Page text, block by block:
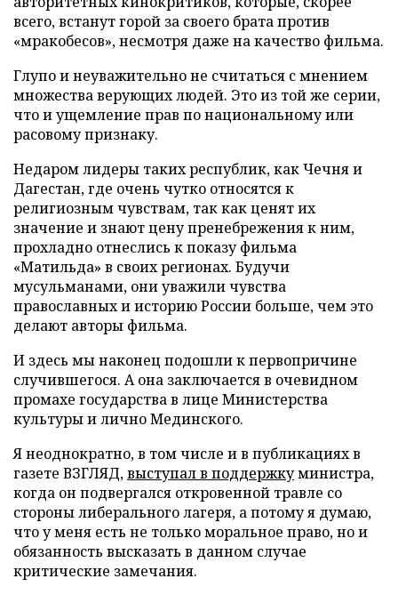
всего, встанут горой за своего брата против
«мракобесов», несмотря даже на качество фильма.
Глупо и неуважительно не считаться с мнением
множества верующих людей. Это из той же серии,
что и ущемление прав по национальному или
расовому признаку.
Недаром лидеры таких республик, как Чечня и
Дагестан, где очень чутко относятся к
религиозным чувствам, так как ценят их
значение и знают цену пренебрежения к ним,
прохладно отнеслись к показу фильма
«Матильда» в своих регионах. Будучи
мусульманами, они уважили чувства
православных и историю России больше, чем это
делают авторы фильма.
И здесь мы наконец подошли к первопричине
случившегося. А она заключается в очевидном
промахе государства в лице Министерства
культуры и лично Мединского.
Я неоднократно, в том числе и в публикациях в
газете ВЗГЛЯД,выступал в поддержкуминистра,
когда он подвергался откровенной травле со
стороны либерального лагеря, а потому я думаю,
что у меня есть не только моральное право, но и
обязанность высказать в данном случае
критические замечания.